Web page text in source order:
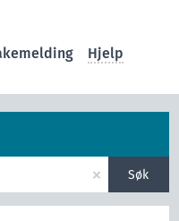
Hjelp
× Søk